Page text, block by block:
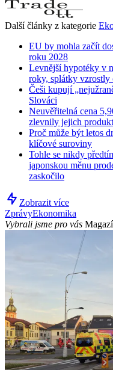
Další články z kategorie
EU by mohla začít
roku 2028
Levnější hypotéky v
roky, splátky vzrostly
Češi kupují
Slováci
Neuvěřitelná cena
zlevnily jejich
Proč může být letos
klíčové suroviny
Tohle se nikdy
japonskou měnu
zaskočilo
Zobrazit více
ZprávyEkonomika
Vybrali jsme pro vás